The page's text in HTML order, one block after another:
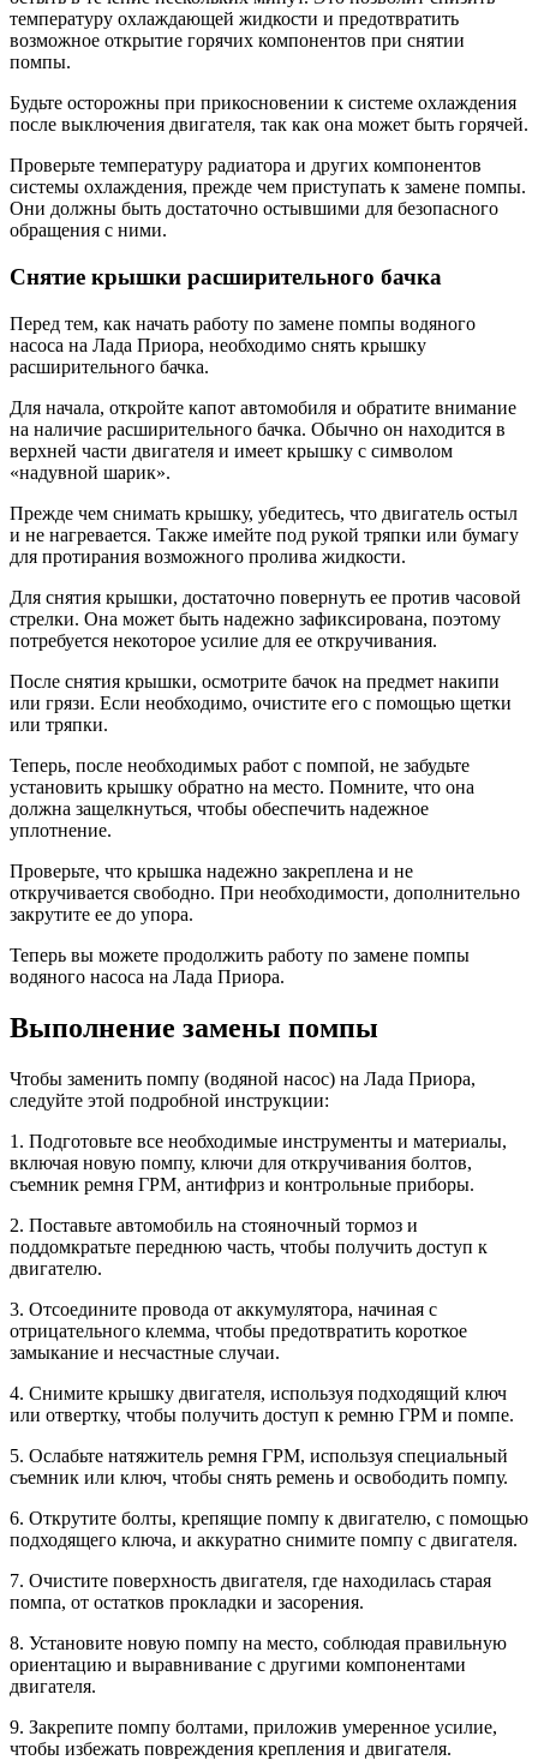
температуру охлаждающей жидкости и предотвратить
возможное открытие горячих компонентов при снятии
помпы.
Будьте осторожны при прикосновении к системе охлаждения
после выключения двигателя, так как она может быть горячей.
Проверьте температуру радиатора и других компонентов
системы охлаждения, прежде чем приступать к замене помпы.
Они должны быть достаточно остывшими для безопасного
обращения с ними.
Снятие крышки расширительного бачка
Перед тем, как начать работу по замене помпы водяного
насоса на Лада Приора, необходимо снять крышку
расширительного бачка.
Для начала, откройте капот автомобиля и обратите внимание
на наличие расширительного бачка. Обычно он находится в
верхней части двигателя и имеет крышку с символом
«надувной шарик».
Прежде чем снимать крышку, убедитесь, что двигатель остыл
и не нагревается. Также имейте под рукой тряпки или бумагу
для протирания возможного пролива жидкости.
Для снятия крышки, достаточно повернуть ее против часовой
стрелки. Она может быть надежно зафиксирована, поэтому
потребуется некоторое усилие для ее откручивания.
После снятия крышки, осмотрите бачок на предмет накипи
или грязи. Если необходимо, очистите его с помощью щетки
или тряпки.
Теперь, после необходимых работ с помпой, не забудьте
установить крышку обратно на место. Помните, что она
должна защелкнуться, чтобы обеспечить надежное
уплотнение.
Проверьте, что крышка надежно закреплена и не
откручивается свободно. При необходимости, дополнительно
закрутите ее до упора.
Теперь вы можете продолжить работу по замене помпы
водяного насоса на Лада Приора.
Выполнение замены помпы
Чтобы заменить помпу (водяной насос) на Лада Приора,
следуйте этой подробной инструкции:
1. Подготовьте все необходимые инструменты и материалы,
включая новую помпу, ключи для откручивания болтов,
съемник ремня ГРМ, антифриз и контрольные приборы.
2. Поставьте автомобиль на стояночный тормоз и
поддомкратьте переднюю часть, чтобы получить доступ к
двигателю.
3. Отсоедините провода от аккумулятора, начиная с
отрицательного клемма, чтобы предотвратить короткое
замыкание и несчастные случаи.
4. Снимите крышку двигателя, используя подходящий ключ
или отвертку, чтобы получить доступ к ремню ГРМ и помпе.
5. Ослабьте натяжитель ремня ГРМ, используя специальный
съемник или ключ, чтобы снять ремень и освободить помпу.
6. Открутите болты, крепящие помпу к двигателю, с помощью
подходящего ключа, и аккуратно снимите помпу с двигателя.
7. Очистите поверхность двигателя, где находилась старая
помпа, от остатков прокладки и засорения.
8. Установите новую помпу на место, соблюдая правильную
ориентацию и выравнивание с другими компонентами
двигателя.
9. Закрепите помпу болтами, приложив умеренное усилие,
чтобы избежать повреждения крепления и двигателя.